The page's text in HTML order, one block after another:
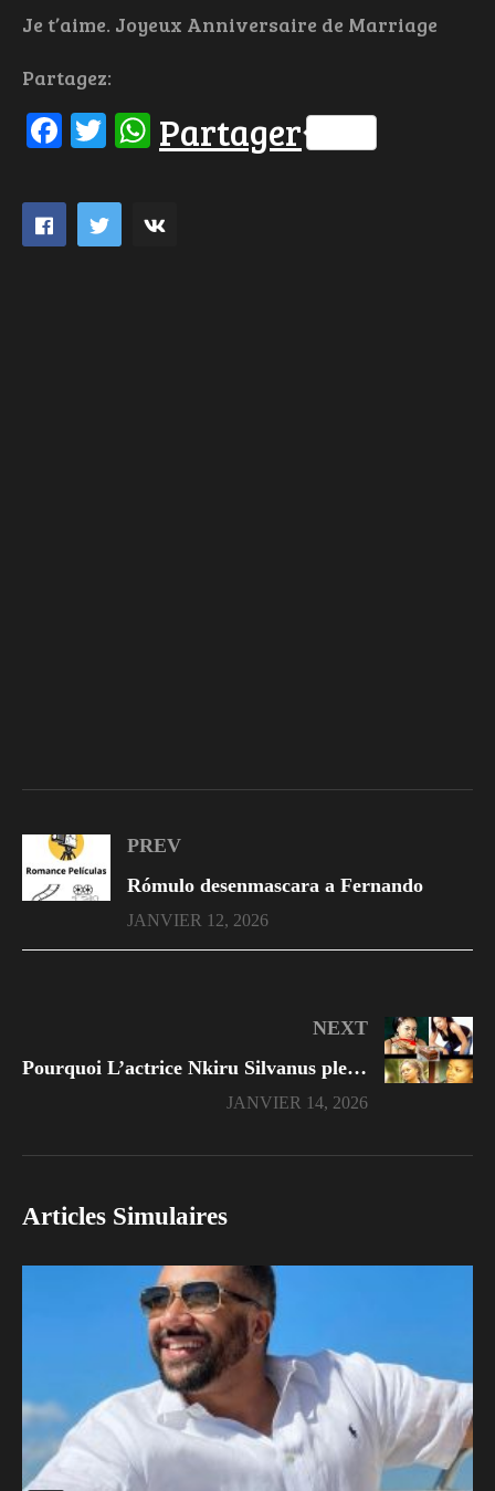
Je t’aime. Joyeux Anniversaire de Marriage
Partagez:
Facebook
Twitter
WhatsApp
Partager
PREV
Rómulo desenmascara a Fernando
JANVIER 12, 2026
NEXT
Pourquoi L’actrice Nkiru Silvanus pleure toujours dans ses films ?
JANVIER 14, 2026
Articles Simulaires